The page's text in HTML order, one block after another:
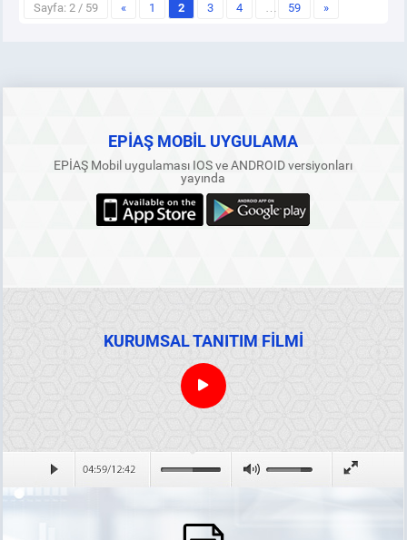
Sayfa: 2 / 59 « 1 2 3 4 … 59 »
EPİAŞ MOBİL UYGULAMA
EPİAŞ Mobil uygulaması IOS ve ANDROID versiyonları
yayında
KURUMSAL TANITIM FİLMİ